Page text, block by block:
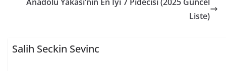
Anadolu Yakası’nın En İyi 7 Pidecisi (2025 Güncel
Liste)
Salih Seckin Sevinc